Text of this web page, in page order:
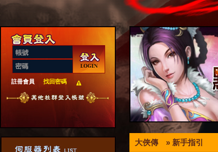
註冊會員 找回密碼
大俠傳 » 新手指引